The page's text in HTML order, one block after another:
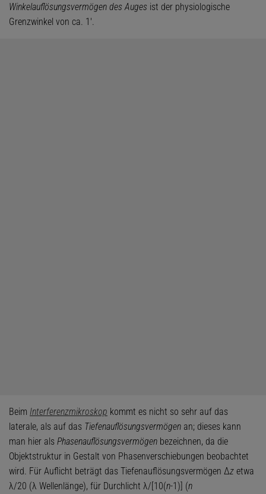
Winkelauflösungsvermögen des Auges ist der physiologische
Grenzwinkel von ca. 1'.
Beim Interferenzmikroskop kommt es nicht so sehr auf das
laterale, als auf das Tiefenauflösungsvermögen an; dieses kann
man hier als Phasenauflösungsvermögen bezeichnen, da die
Objektstruktur in Gestalt von Phasenverschiebungen beobachtet
wird. Für Auflicht beträgt das Tiefenauflösungsvermögen Δz etwa
λ/20 (λ Wellenlänge), für Durchlicht λ/[10(n-1)] (n